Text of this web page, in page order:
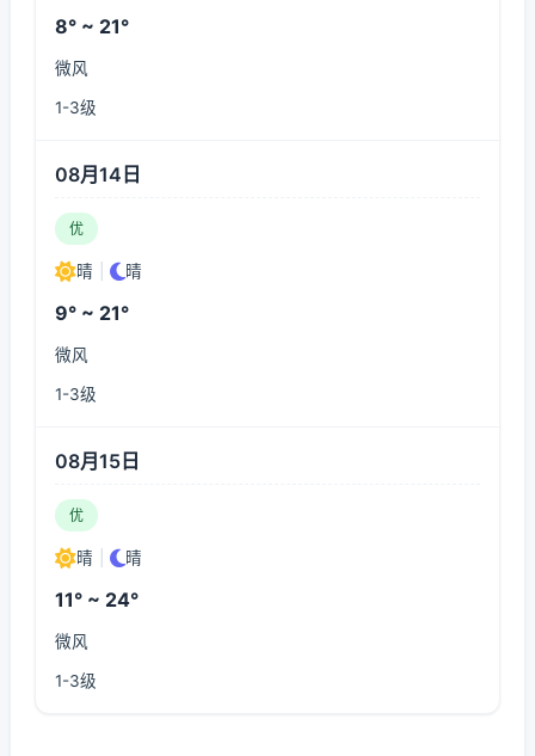
8° ~ 21°
微风
1-3级
08月14日
优
晴 晴
9° ~ 21°
微风
1-3级
08月15日
优
晴 晴
11° ~ 24°
微风
1-3级